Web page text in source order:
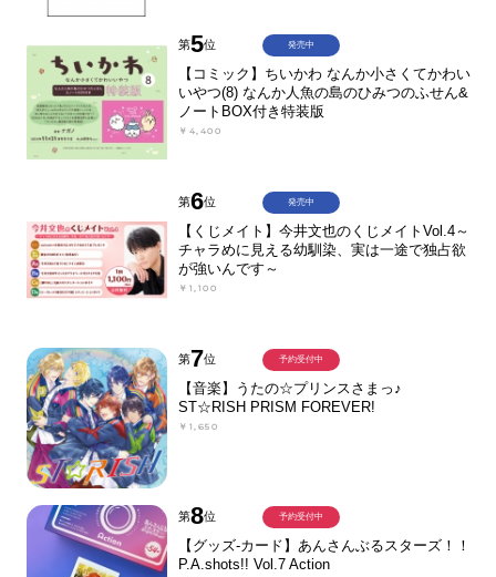
第5位
【コミック】ちいかわ なんか小さくてかわい
いやつ(8) なんか人魚の島のひみつのふせん&
ノートBOX付き特装版
￥4,400
発売中
第6位
【くじメイト】今井文也のくじメイトVol.4～
チャラめに見える幼馴染、実は一途で独占欲
が強いんです～
￥1,100
発売中
第7位
【音楽】うたの☆プリンスさまっ♪
ST☆RISH PRISM FOREVER!
￥1,650
予約受付中
第8位
【グッズ-カード】あんさんぶるスターズ！！
P.A.shots!! Vol.7 Action
予約受付中